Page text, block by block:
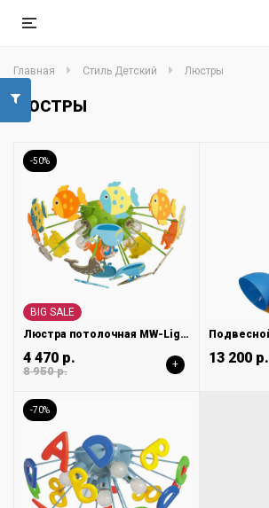
Главная Стиль Детский Люстры
ЛЮСТРЫ
-50%
BIG SALE
Люстра потолочная MW-Light Улыбка 365014605
4 470 р.
8 950 р. + 13 200 р.
-70%